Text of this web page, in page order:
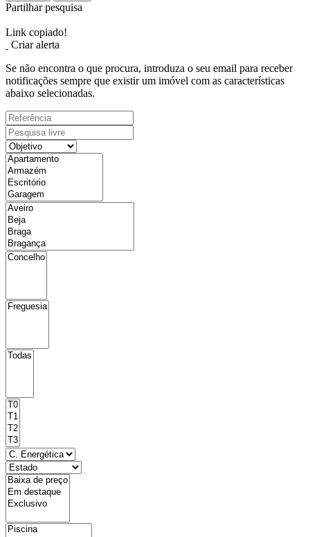
Partilhar pesquisa
Link copiado!
Criar alerta
Se não encontra o que procura, introduza o seu email para receber
notificações sempre que existir um imóvel com as características
abaixo selecionadas.